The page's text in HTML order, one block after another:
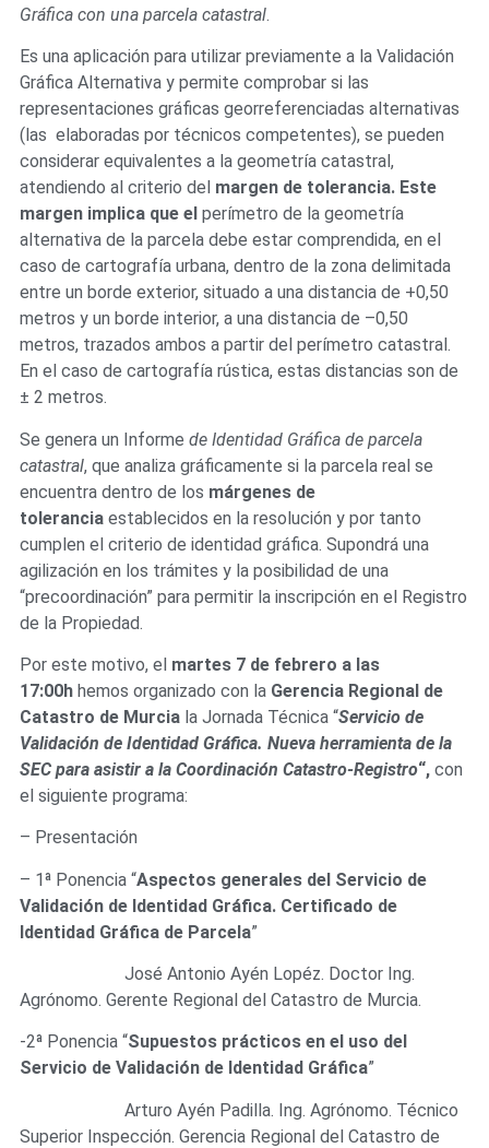
Gráfica con una parcela catastral.
Es una aplicación para utilizar previamente a la Validación
Gráfica Alternativa y permite comprobar si las
representaciones gráficas georreferenciadas alternativas
(las elaboradas por técnicos competentes), se pueden
considerar equivalentes a la geometría catastral,
atendiendo al criterio del margen de tolerancia. Este
margen implica que elperímetro de la geometría
alternativa de la parcela debe estar comprendida, en el
caso de cartografía urbana, dentro de la zona delimitada
entre un borde exterior, situado a una distancia de +0,50
metros y un borde interior, a una distancia de –0,50
metros, trazados ambos a partir del perímetro catastral.
En el caso de cartografía rústica, estas distancias son de
± 2 metros.
Se genera un Informe de Identidad Gráfica de parcela
catastral, que analiza gráficamente si la parcela real se
encuentra dentro de los márgenes de
toleranciaestablecidos en la resolución y por tanto
cumplen el criterio de identidad gráfica. Supondrá una
agilización en los trámites y la posibilidad de una
“precoordinación” para permitir la inscripción en el Registro
de la Propiedad.
Por este motivo, el martes 7 de febrero a las
17:00h hemos organizado con la Gerencia Regional de
Catastro de Murciala Jornada Técnica “Servicio de
Validación de Identidad Gráfica. Nueva herramienta de la
SEC para asistir a la Coordinación Catastro-Registro“,con
el siguiente programa:
– Presentación
– 1ª Ponencia “Aspectos generales del Servicio de
Validación de Identidad Gráfica. Certificado de
Identidad Gráfica de Parcela”
José Antonio Ayén Lopéz. Doctor Ing.
Agrónomo. Gerente Regional del Catastro de Murcia.
-2ª Ponencia “Supuestos prácticos en el uso del
Servicio de Validación de Identidad Gráfica”
Arturo Ayén Padilla. Ing. Agrónomo. Técnico
Superior Inspección. Gerencia Regional del Catastro de